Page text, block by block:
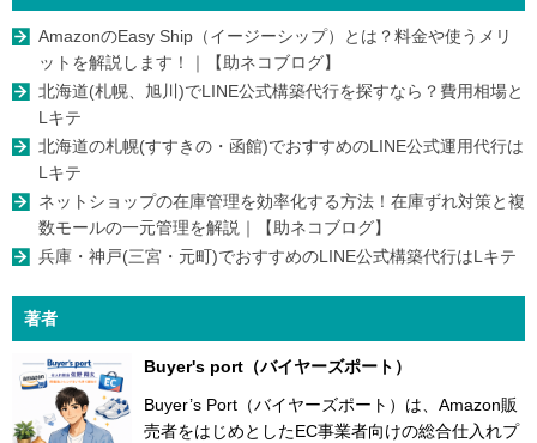
AmazonのEasy Ship（イージーシップ）とは？料金や使うメリ
ットを解説します！｜【助ネコブログ】
北海道(札幌、旭川)でLINE公式構築代行を探すなら？費用相場と
Lキテ
北海道の札幌(すすきの・函館)でおすすめのLINE公式運用代行は
Lキテ
ネットショップの在庫管理を効率化する方法！在庫ずれ対策と複
数モールの一元管理を解説｜【助ネコブログ】
兵庫・神戸(三宮・元町)でおすすめのLINE公式構築代行はLキテ
著者
Buyer's port（バイヤーズポート）
Buyer’s Port（バイヤーズポート）は、Amazon販
売者をはじめとしたEC事業者向けの総合仕入れプ